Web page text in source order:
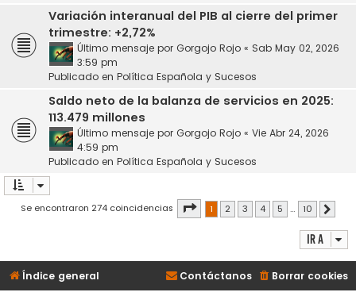
Variación interanual del PIB al cierre del primer
trimestre: +2,72%
Último mensaje por Gorgojo Rojo « Sab May 02, 2026
3:59 pm
Publicado en Política Española y Sucesos
Saldo neto de la balanza de servicios en 2025:
113.479 millones
Último mensaje por Gorgojo Rojo « Vie Abr 24, 2026
4:59 pm
Publicado en Política Española y Sucesos
Se encontraron 274 coincidencias Página de 10
1 2 3 4 5 … 10
Ir a
Índice general Borrar cookies
Contáctanos